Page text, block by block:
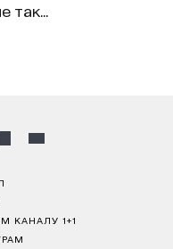
КАНАЛУ 1+1